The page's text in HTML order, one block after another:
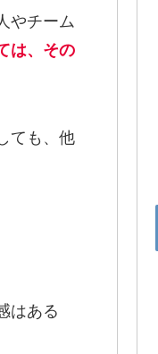
やチーム
は、その
ても、他
はある